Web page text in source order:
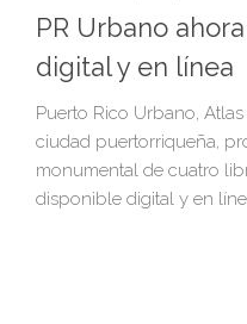
PR Urbano
digital y en línea
Puerto Rico Urbano,
ciudad puertorriqueña,
monumental de cuatro
disponible digital y en